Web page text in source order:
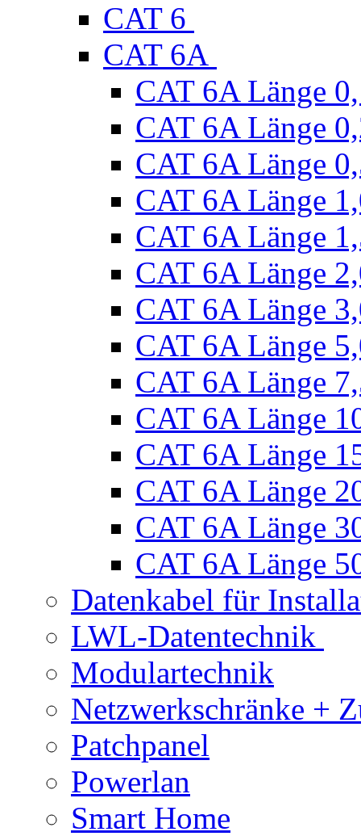
CAT 6
CAT 6A
CAT 6A Länge
CAT 6A Länge
CAT 6A Länge
CAT 6A Länge
CAT 6A Länge
CAT 6A Länge
CAT 6A Länge
CAT 6A Länge
CAT 6A Länge
CAT 6A Länge
CAT 6A Länge
CAT 6A Länge
CAT 6A Länge
CAT 6A Länge
Datenkabel für
LWL-Datentechnik
Modulartechnik
Netzwerkschränke +
Patchpanel
Powerlan
Smart Home